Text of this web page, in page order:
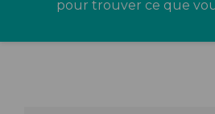
pour trouver ce que